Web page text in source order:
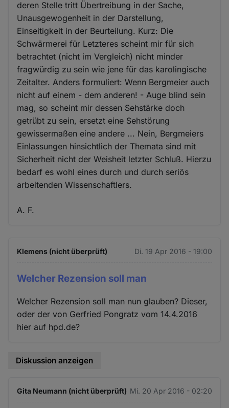
deren Stelle tritt Übertreibung in der Sache,
Unausgewogenheit in der Darstellung,
Einseitigkeit in der Beurteilung. Kurz: Die
Schwärmerei für Letzteres scheint mir für sich
betrachtet (nicht im Vergleich) nicht minder
fragwürdig zu sein wie jene für das karolingische
Zeitalter. Anders formuliert: Wenn Bergmeier auch
nicht auf einem - dem anderen! - Auge blind sein
mag, so scheint mir dessen Sehstärke doch
getrübt zu sein, ersetzt eine Sehstörung
gewissermaßen eine andere ... Nein, Bergmeiers
Einlassungen hinsichtlich der Themata sind mit
Sicherheit nicht der Weisheit letzter Schluß. Hierzu
bedarf es wohl eines durch und durch seriös
arbeitenden Wissenschaftlers.
A. F.
Klemens (nicht überprüft) Di. 19 Apr 2016 - 19:00
Welcher Rezension soll man
Welcher Rezension soll man nun glauben? Dieser,
oder der von Gerfried Pongratz vom 14.4.2016
hier auf hpd.de?
Diskussion anzeigen
Gita Neumann (nicht überprüft) Mi. 20 Apr 2016 - 02:20